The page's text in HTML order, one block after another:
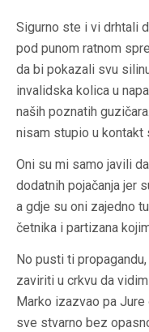
Sigurno ste i vi drhtali
pod punom ratnom
da bi pokazali svu
invalidska kolica u
naših poznatih
nisam stupio u kontakt
Oni su mi samo javili
dodatnih pojačanja jer
a gdje su oni zajedno
četnika i partizana
No pusti ti
zaviriti u crkvu da
Marko izazvao pa
sve stvarno bez